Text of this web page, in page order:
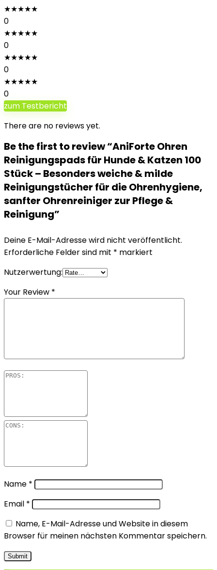
★★★★★
0
★★★★★
0
★★★★★
0
★★★★★
0
zum Testbericht
There are no reviews yet.
Be the first to review “AniForte Ohren
Reinigungspads für Hunde & Katzen 100
Stück – Besonders weiche & milde
Reinigungstücher für die Ohrenhygiene,
sanfter Ohrenreiniger zur Pflege &
Reinigung”
Deine E-Mail-Adresse wird nicht veröffentlicht.
Erforderliche Felder sind mit * markiert
Nutzerwertung:
Your Review *
Name *
Email *
Name, E-Mail-Adresse und Website in diesem
Browser für meinen nächsten Kommentar speichern.